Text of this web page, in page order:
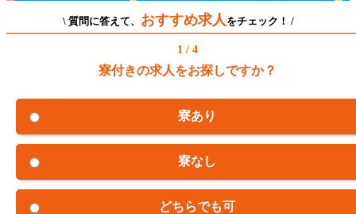
\ 質問に答えて、 おすすめ求人 をチェック！ /
1 / 4
寮付きの求人をお探しですか？
寮あり
寮なし
どちらでも可